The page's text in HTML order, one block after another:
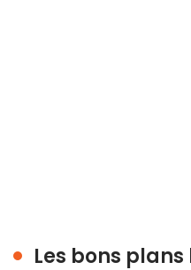
Les bons